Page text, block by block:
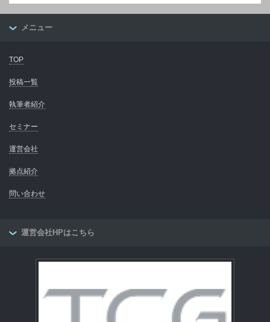
メニュー
TOP
投稿一覧
執筆者紹介
セミナー
運営会社
拠点紹介
問い合わせ
運営会社HPはこちら